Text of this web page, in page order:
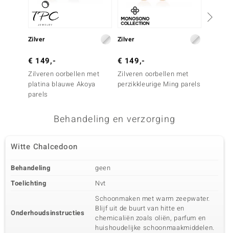
Zilver
€ 149,-
Zilveren oorbellen met
platina blauwe Akoya
parels
Zilver
€ 149,-
Zilveren oorbellen met
perzikkleurige Ming parels
Behandeling en verzorging
Witte Chalcedoon
Behandeling
geen
Toelichting
Nvt
Onderhoudsinstructies
Schoonmaken met warm zeepwater.
Blijf uit de buurt van hitte en
chemicaliën zoals oliën, parfum en
huishoudelijke schoonmaakmiddelen.